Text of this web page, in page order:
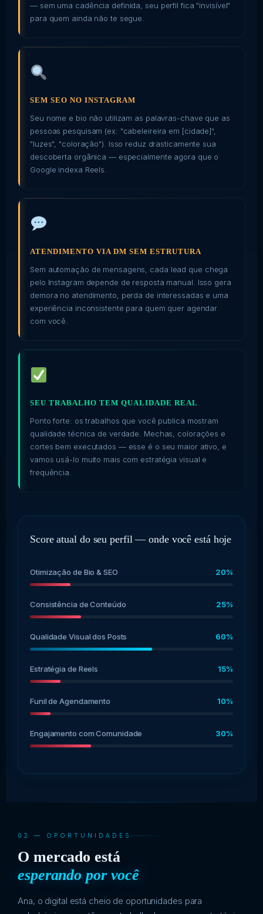
— sem uma cadência definida, seu perfil fica "invisível"
para quem ainda não te segue.
SEM SEO NO INSTAGRAM
Seu nome e bio não utilizam as palavras-chave que as
pessoas pesquisam (ex: "cabeleireira em [cidade]",
"luzes", "coloração"). Isso reduz drasticamente sua
descoberta orgânica — especialmente agora que o
Google indexa Reels.
ATENDIMENTO VIA DM SEM ESTRUTURA
Sem automação de mensagens, cada lead que chega
pelo Instagram depende de resposta manual. Isso gera
demora no atendimento, perda de interessadas e uma
experiência inconsistente para quem quer agendar
com você.
SEU TRABALHO TEM QUALIDADE REAL
Ponto forte: os trabalhos que você publica mostram
qualidade técnica de verdade. Mechas, colorações e
cortes bem executados — esse é o seu maior ativo, e
vamos usá-lo muito mais com estratégia visual e
frequência.
Score atual do seu perfil — onde você está hoje
Otimização de Bio & SEO 20%
Consistência de Conteúdo 25%
Qualidade Visual dos Posts 60%
Estratégia de Reels 15%
Funil de Agendamento 10%
Engajamento com Comunidade 30%
02 — OPORTUNIDADES
O mercado está
esperando por você
Ana, o digital está cheio de oportunidades para